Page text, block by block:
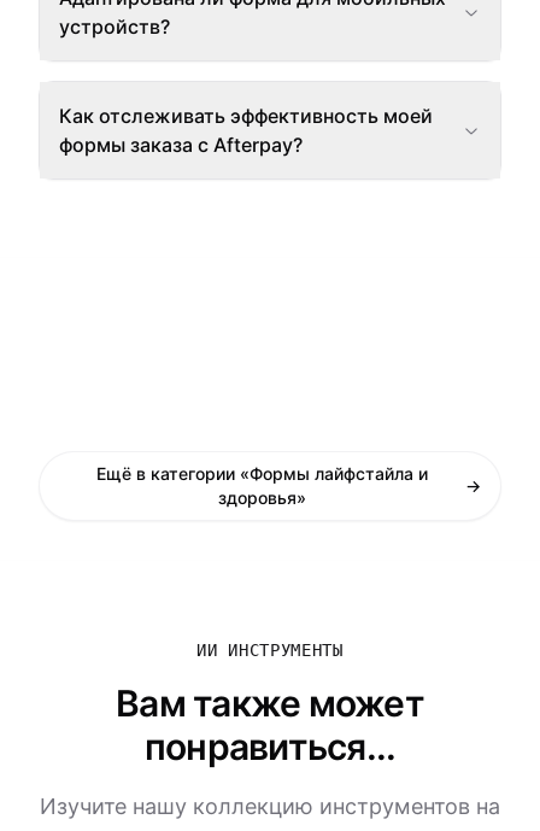
устройств?
Как отслеживать эффективность моей
формы заказа с Afterpay?
Ещё в категории «Формы лайфстайла и
здоровья»
→
ИИ ИНСТРУМЕНТЫ
Вам также может
понравиться...
Изучите нашу коллекцию инструментов на